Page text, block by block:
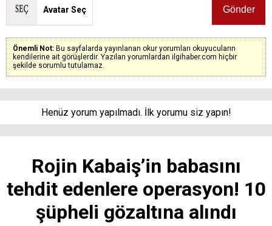
Avatar Seç
Önemli Not: Bu sayfalarda yayınlanan okur yorumları okuyucuların
kendilerine ait görüşlerdir. Yazılan yorumlardan ilgihaber.com hiçbir
şekilde sorumlu tutulamaz.
Henüz yorum yapılmadı. İlk yorumu siz yapın!
Rojin Kabaiş’in babasını
tehdit edenlere operasyon! 10
şüpheli gözaltına alındı